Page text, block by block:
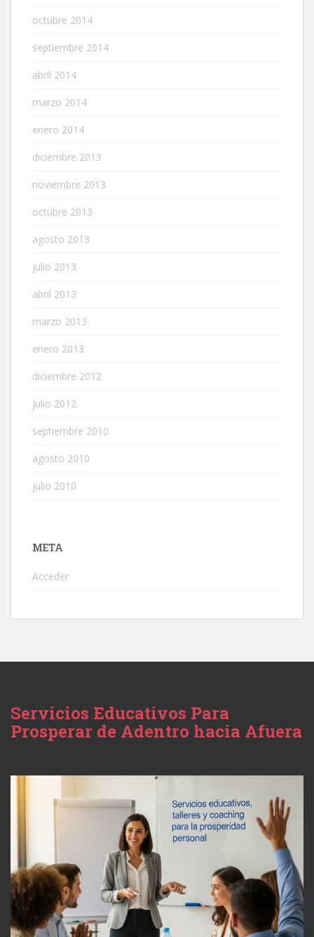
octubre 2014
septiembre 2014
abril 2014
marzo 2014
enero 2014
diciembre 2013
noviembre 2013
octubre 2013
agosto 2013
julio 2013
abril 2013
marzo 2013
enero 2013
diciembre 2012
julio 2012
septiembre 2010
agosto 2010
julio 2010
META
Acceder
Servicios Educativos Para
Prosperar de Adentro hacia Afuera